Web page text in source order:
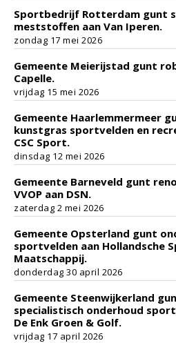
Sportbedrijf Rotterdam gunt
meststoffen aan Van Iperen.
zondag 17 mei 2026
Gemeente Meierijstad gunt
Capelle.
vrijdag 15 mei 2026
Gemeente Haarlemmermeer
kunstgras sportvelden en
CSC Sport.
dinsdag 12 mei 2026
Gemeente Barneveld gunt
VVOP aan DSN.
zaterdag 2 mei 2026
Gemeente Opsterland gunt
sportvelden aan Hollandsche
Maatschappij.
donderdag 30 april 2026
Gemeente Steenwijkerland
specialistisch onderhoud
De Enk Groen & Golf.
vrijdag 17 april 2026